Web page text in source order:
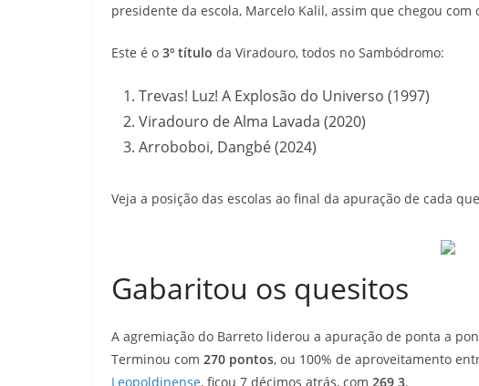
presidente da escola, Marcelo Kalil, assim que chegou
Este é o 3º título da Viradouro, todos no Sambódromo:
Trevas! Luz! A Explosão do Universo (1997)
Viradouro de Alma Lavada (2020)
Arroboboi, Dangbé (2024)
Veja a posição das escolas ao final da apuração de cada
Gabaritou os quesitos
A agremiação do Barreto liderou a apuração de ponta a
Terminou com 270 pontos, ou 100% de aproveitamento
Leopoldinense, ficou 7 décimos atrás, com 269,3.